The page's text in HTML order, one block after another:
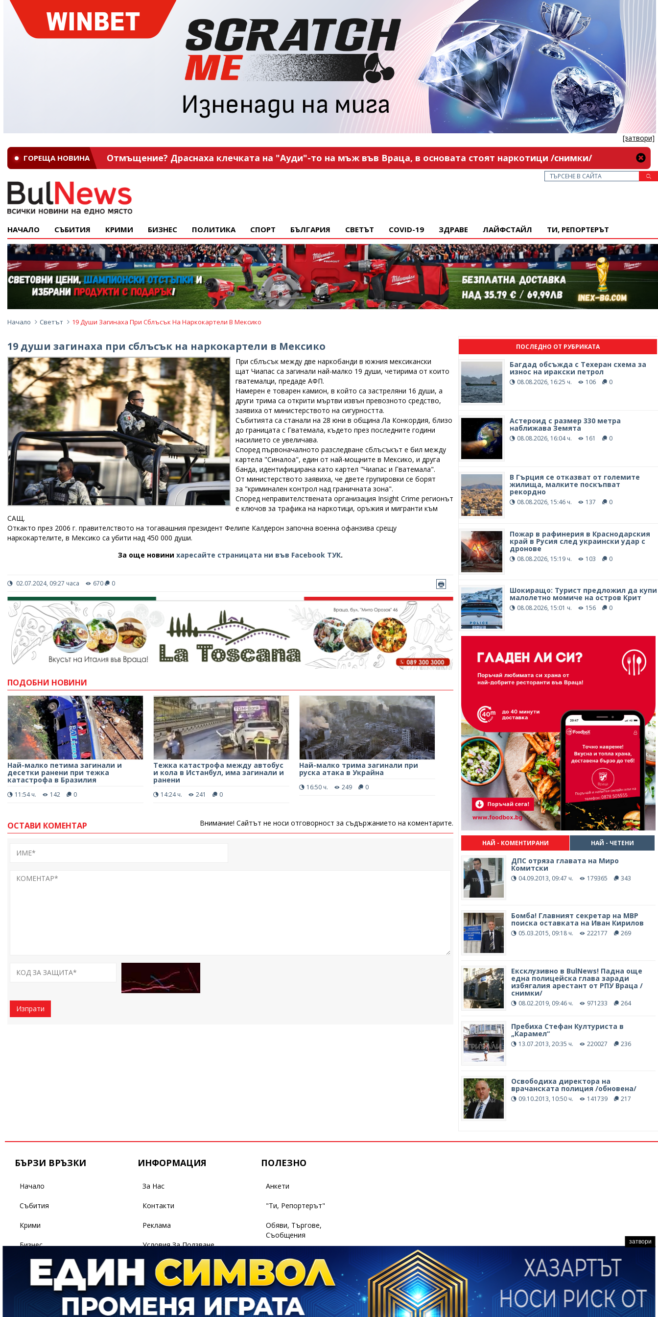
[затвори]
ГОРЕЩА НОВИНА Отмъщение? Драснаха клечката на "Ауди"-то на мъж във Враца, в основата стоят наркотици /снимки/
НАЧАЛО СЪБИТИЯ КРИМИ БИЗНЕС ПОЛИТИКА СПОРТ БЪЛГАРИЯ СВЕТЪТ COVID-19 ЗДРАВЕ ЛАЙФСТАЙЛ ТИ, РЕПОРТЕРЪТ
Начало Светът 19 Души Загинаха При Сблъсък На Наркокартели В Мексико
19 души загинаха при сблъсък на наркокартели в Мексико
При сблъсък между две наркобанди в южния мексикански
щат Чиапас са загинали най-малко 19 души, четирима от които
гватемалци, предаде АФП.
Намерен е товарен камион, в който са застреляни 16 души, а
други трима са открити мъртви извън превозното средство,
заявиха от министерството на сигурността.
Събитията са станали на 28 юни в община Ла Конкордия, близо
до границата с Гватемала, където през последните години
насилието се увеличава.
Според първоначалното разследване сблъсъкът е бил между
картела "Синалоа", един от най-мощните в Мексико, и друга
банда, идентифицирана като картел "Чиапас и Гватемала".
От министерството заявиха, че двете групировки се борят
за "криминален контрол над граничната зона".
Според неправителствената организация Insight Crime регионът
е ключов за трафика на наркотици, оръжия и мигранти към
САЩ.
Откакто през 2006 г. правителството на тогавашния президент Фелипе Калдерон започна военна офанзива срещу
наркокартелите, в Мексико са убити над 450 000 души.
За още новинихаресайте страницата ни във Facebook ТУК.
02.07.2024, 09:27 часа 670 0
ПОДОБНИ НОВИНИ
Най-малко петима загинали и
десетки ранени при тежка
катастрофа в Бразилия
11:54 ч. 142 0
Тежка катастрофа между автобус
и кола в Истанбул, има загинали и
ранени
14:24 ч. 241 0
Най-малко трима загинали при
руска атака в Украйна
16:50 ч. 249 0
ОСТАВИ КОМЕНТАР Внимание! Сайтът не носи отговорност за съдържанието на коментарите.
Изпрати
ПОСЛЕДНО ОТ РУБРИКАТА
Багдад обсъжда с Техеран схема за
износ на иракски петрол
08.08.2026, 16:25 ч. 106 0
Астероид с размер 330 метра
наближава Земята
08.08.2026, 16:04 ч. 161 0
В Гърция се отказват от големите
жилища, малките поскъпват
рекордно
08.08.2026, 15:46 ч. 137 0
Пожар в рафинерия в Краснодарския
край в Русия след украински удар с
дронове
08.08.2026, 15:19 ч. 103 0
Шокиращо: Турист предложил да купи
малолетно момиче на остров Крит
08.08.2026, 15:01 ч. 156 0
НАЙ - КОМЕНТИРАНИ НАЙ - ЧЕТЕНИ
ДПС отряза главата на Миро
Комитски
04.09.2013, 09:47 ч. 179365 343
Бомба! Главният секретар на МВР
поиска оставката на Иван Кирилов
05.03.2015, 09:18 ч. 222177 269
Ексклузивно в BulNews! Падна още
една полицейска глава заради
избягалия арестант от РПУ Враца /
снимки/
08.02.2019, 09:46 ч. 971233 264
Пребиха Стефан Културиста в
„Карамел“
13.07.2013, 20:35 ч. 220027 236
Освободиха директора на
врачанската полиция /обновена/
09.10.2013, 10:50 ч. 141739 217
БЪРЗИ ВРЪЗКИ
Начало
Събития
Крими
Бизнес
Политика
Спорт
ИНФОРМАЦИЯ
За Нас
Контакти
Реклама
Условия За Ползване
Поверителност
ПОЛЕЗНО
Анкети
"Ти, Репортерът"
Обяви, Търгове,
Съобщения
затвори